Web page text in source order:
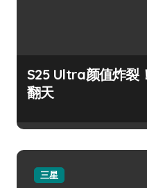
S25 Ultra颜值炸裂
翻天
三星